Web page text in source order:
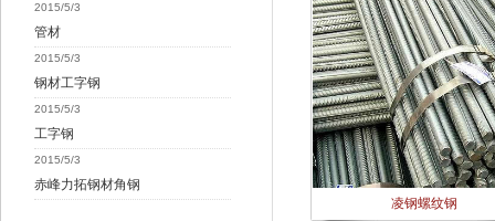
2015/5/3
管材
2015/5/3
钢材工字钢
2015/5/3
工字钢
2015/5/3
赤峰力拓钢材角钢
凌钢螺纹钢